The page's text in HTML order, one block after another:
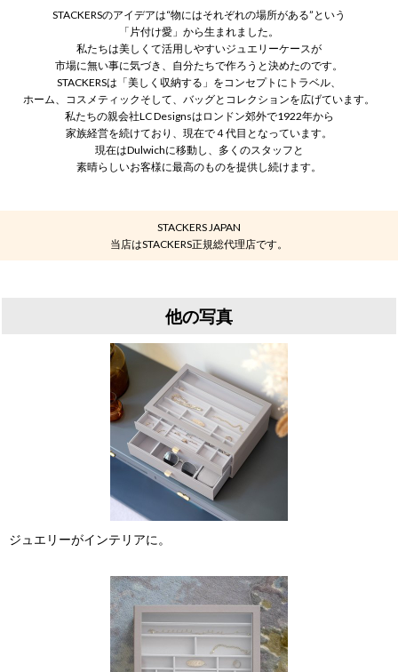
STACKERSのアイデアは“物にはそれぞれの場所がある”という
「片付け愛」から生まれました。
私たちは美しくて活用しやすいジュエリーケースが
市場に無い事に気づき、自分たちで作ろうと決めたのです。
STACKERSは「美しく収納する」をコンセプトにトラベル、
ホーム、コスメティックそして、バッグとコレクションを広げています。
私たちの親会社LC Designsはロンドン郊外で1922年から
家族経営を続けており、現在で４代目となっています。
現在はDulwichに移動し、多くのスタッフと
素晴らしいお客様に最高のものを提供し続けます。
STACKERS JAPAN
当店はSTACKERS正規総代理店です。
他の写真
ジュエリーがインテリアに。